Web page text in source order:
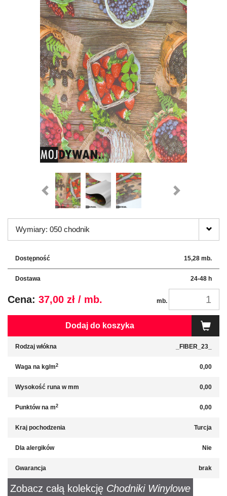
Wymiary: 050 chodnik
Dostępność 15,28 mb.
Dostawa 24-48 h
Cena: 37,00 zł / mb. mb.
Dodaj do koszyka
Rodzaj włókna _FIBER_23_
Waga na kg/m2 0,00
Wysokość runa w mm 0,00
Punktów na m2 0,00
Kraj pochodzenia Turcja
Dla alergików Nie
Gwarancja brak
Zobacz całą kolekcję Chodniki Winylowe